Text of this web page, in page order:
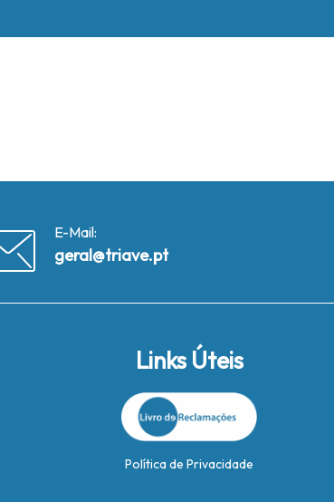
E-Mail:
geral@triave.pt
Links Úteis
Política de Privacidade